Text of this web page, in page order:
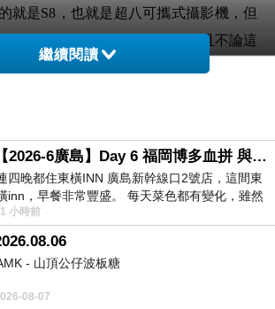
就是S8 ，也就是超八可攜式攝影機，但
憶而直接翻譯為《超級
》，姑且不論這
文片名初衷為何，光是推出後的話題性
對票房到底是好是壞，也只能靜觀市場
~~
繼續閱讀
【2026-6廣島】Day 6 福岡博多血拼 與機場接送少年司機深夜對談
四晚都住東橫INN 廣島新幹線口2號店，這間東
inn，早餐非常豐盛。 每天菜色都有變化，雖然
到工作人員拿出料理包加熱，但
小時前
- 山頂公仔波板糖
08-07